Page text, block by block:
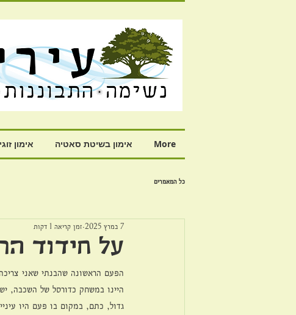
אימון אימון בשיטת סאטיה More
כל המאמרים
על חידוד
7 במרץ 2025 זמן קריאה 1 דקות
הפעם הראשונה שהבנתי שאני
היינו במשחק כדורסל של השכבה,
גדול, כתם, במקום בו פעם היו